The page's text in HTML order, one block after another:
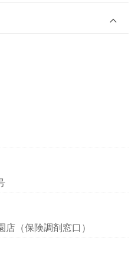
（保険調剤窓口）